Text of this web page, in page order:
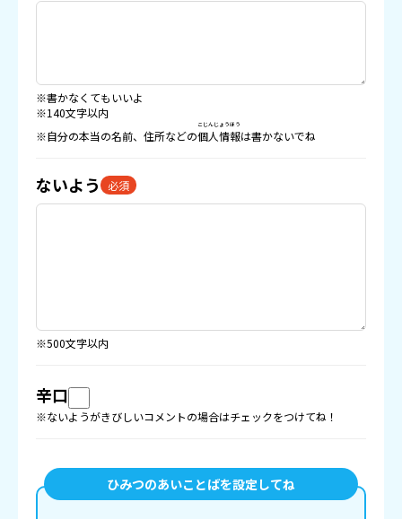
※書かなくてもいいよ
※140文字以内
※自分の本当の名前、住所などの個人情報
こじんじょうほう
は書かないでね
ないよう 必須
※500文字以内
辛口
※ないようがきびしいコメントの場合はチェックをつけてね！
ひみつのあいことばを設定してね